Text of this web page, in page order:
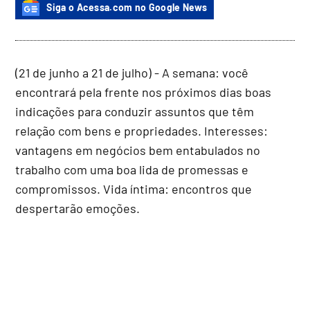
Siga o Acessa.com no Google News
(21 de junho a 21 de julho) - A semana: você
encontrará pela frente nos próximos dias boas
indicações para conduzir assuntos que têm
relação com bens e propriedades. Interesses:
vantagens em negócios bem entabulados no
trabalho com uma boa lida de promessas e
compromissos. Vida íntima: encontros que
despertarão emoções.